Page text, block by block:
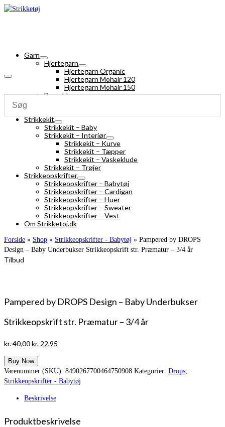
Garn
Hjertegarn
Hjertegarn Organic
Hjertegarn Mohair 120
Hjertegarn Mohair 150
Bomuldsgarn
Strikkekit
Strikkekit – Baby
Strikkekit – Interiør
Strikkekit – Kurve
Strikkekit – Tæpper
Strikkekit – Vaskeklude
Strikkekit – Trøjer
Strikkeopskrifter
Strikkeopskrifter – Babytøj
Strikkeopskrifter – Cardigan
Strikkeopskrifter – Huer
Strikkeopskrifter – Sweater
Strikkeopskrifter – Vest
Om Strikketoj.dk
Forside » Shop » Strikkeopskrifter - Babytøj » Pampered by DROPS
Design – Baby Underbukser Strikkeopskrift str. Præmatur – 3/4 år
Tilbud
Pampered by DROPS Design – Baby Underbukser
Strikkeopskrift str. Præmatur – 3/4 år
kr.40,00Den
pris
var:
kr. 40,00.
kr. 22,95
er:
kr. 22,95.
Buy Now
Varenummer (SKU): 8490267700464750908 Kategorier: Drops,
Strikkeopskrifter - Babytøj
Beskrivelse
Produktbeskrivelse